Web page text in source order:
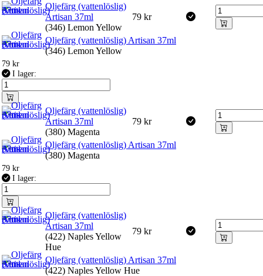
Oljefärg (vattenlöslig)
Artisan 37ml
(346) Lemon Yellow
79 kr
Oljefärg (vattenlöslig) Artisan 37ml
(346) Lemon Yellow
79 kr
I lager:
Oljefärg (vattenlöslig)
Artisan 37ml
(380) Magenta
79 kr
Oljefärg (vattenlöslig) Artisan 37ml
(380) Magenta
79 kr
I lager:
Oljefärg (vattenlöslig)
Artisan 37ml
(422) Naples Yellow
Hue
79 kr
Oljefärg (vattenlöslig) Artisan 37ml
(422) Naples Yellow Hue